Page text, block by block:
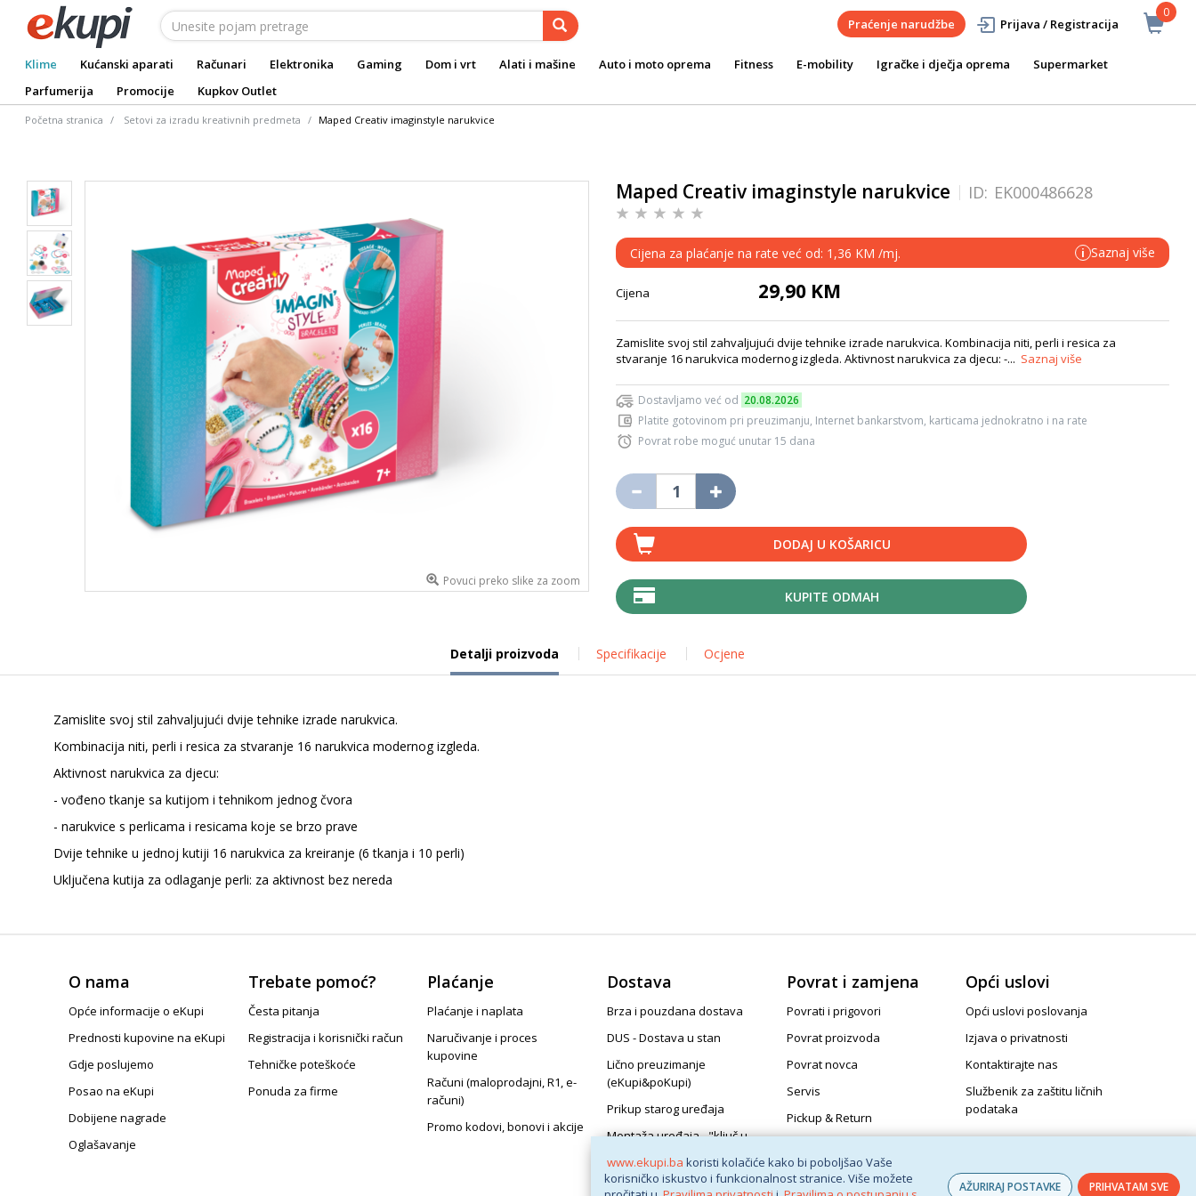
www.ekupi.ba koristi kolačiće kako bi poboljšao Vaše
korisničko iskustvo i funkcionalnost stranice. Više možete
AŽURIRAJ POSTAVKE PRIHVATAM SVE
0
Praćenje narudžbe Prijava / Registracija
Klime Kućanski aparati Računari Elektronika Gaming Dom i vrt Alati i mašine Auto i moto oprema Fitness E-mobility Igračke i dječja oprema
Supermarket
Parfumerija
Promocije Kupkov Outlet
Početna stranica Setovi za izradu kreativnih predmeta Maped Creativ imaginstyle narukvice
Povuci preko slike za zoom
Maped Creativ imaginstyle narukvice ID: EK000486628
Cijena za plaćanje na rate već od: 1,36 KM /mj. i Saznaj više
Cijena 29,90 KM
Zamislite svoj stil zahvaljujući dvije tehnike izrade narukvica. Kombinacija niti, perli i resica za
stvaranje 16 narukvica modernog izgleda. Aktivnost narukvica za djecu: -... Saznaj više
Dostavljamo već od 20.08.2026
Platite gotovinom pri preuzimanju, Internet bankarstvom, karticama jednokratno i na rate
Povrat robe moguć unutar 15 dana
DODAJ U KOŠARICU
KUPITE ODMAH
Detalji proizvoda Specifikacije Ocjene
Zamislite svoj stil zahvaljujući dvije tehnike izrade narukvica.
Kombinacija niti, perli i resica za stvaranje 16 narukvica modernog izgleda.
Aktivnost narukvica za djecu:
- vođeno tkanje sa kutijom i tehnikom jednog čvora
- narukvice s perlicama i resicama koje se brzo prave
Dvije tehnike u jednoj kutiji 16 narukvica za kreiranje (6 tkanja i 10 perli)
Uključena kutija za odlaganje perli: za aktivnost bez nereda
O nama
Opće informacije o eKupi
Prednosti kupovine na eKupi
Gdje poslujemo
Posao na eKupi
Dobijene nagrade
Oglašavanje
Trebate pomoć?
Česta pitanja
Registracija i korisnički račun
Tehničke poteškoće
Ponuda za firme
Plaćanje
Plaćanje i naplata
Naručivanje i proces
kupovine
Računi (maloprodajni, R1, e-
računi)
Promo kodovi, bonovi i akcije
Dostava
Brza i pouzdana dostava
DUS - Dostava u stan
Lično preuzimanje
(eKupi&poKupi)
Prikup starog uređaja
Montaža uređaja - "ključ u
Povrat i zamjena
Povrati i prigovori
Povrat proizvoda
Povrat novca
Servis
Pickup & Return
Opći uslovi
Opći uslovi poslovanja
Izjava o privatnosti
Kontaktirajte nas
Službenik za zaštitu ličnih
podataka